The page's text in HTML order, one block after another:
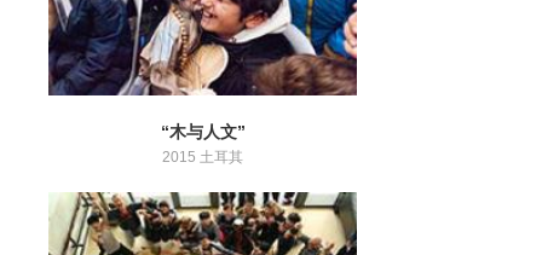
“木与人文”
2015 土耳其